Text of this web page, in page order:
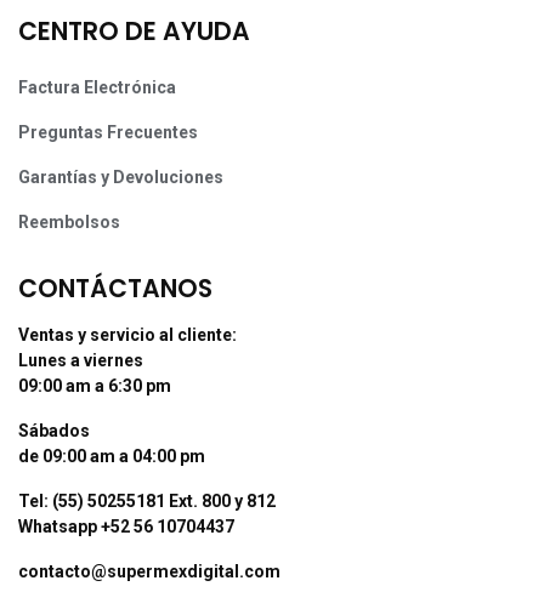
CENTRO DE AYUDA
Factura Electrónica
Preguntas Frecuentes
Garantías y Devoluciones
Reembolsos
CONTÁCTANOS
Ventas y servicio al cliente:
Lunes a viernes
09:00 am a 6:30 pm
Sábados
de 09:00 am a 04:00 pm
Tel: (55) 50255181 Ext. 800 y 812
Whatsapp +52 56 10704437
contacto@supermexdigital.com